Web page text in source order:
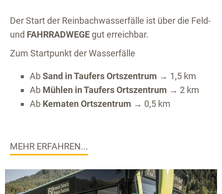
Der Start der Reinbachwasserfälle ist über die Feld-
und FAHRRADWEGE gut erreichbar.
Zum Startpunkt der Wasserfälle
AbSand in Taufers Ortszentrum → 1,5 km
Ab Mühlen in Taufers Ortszentrum → 2 km
Ab Kematen Ortszentrum → 0,5 km
MEHR ERFAHREN...